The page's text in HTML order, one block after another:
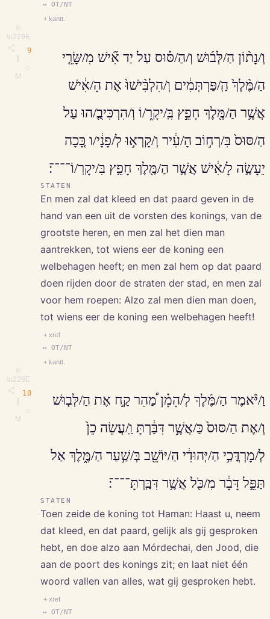
⎘
\u229E
M
↔ OT/NT
+ kantt.
9
⎘
\u229E
M
וְ/נָת֨וֹן הַ/לְּב֜וּשׁ וְ/הַ/סּ֗וּס עַל יַד אִ֞ישׁ מִ/שָּׂרֵ֤י
הַ/מֶּ֨לֶךְ֙ הַֽ/פַּרְתְּמִ֔ים וְ/הִלְבִּ֨ישׁוּ֙ אֶת הָ/אִ֔ישׁ
אֲשֶׁ֥ר הַ/מֶּ֖לֶךְ חָפֵ֣ץ בִּֽ/יקָר֑/וֹ וְ/הִרְכִּיבֻ֤/הוּ עַל
הַ/סּוּס֙ בִּ/רְח֣וֹב הָ/עִ֔יר וְ/קָרְא֣וּ לְ/פָנָ֔י/ו כָּ֚כָה
יֵעָשֶׂ֣ה לָ/אִ֔ישׁ אֲשֶׁ֥ר הַ/מֶּ֖לֶךְ חָפֵ֥ץ בִּ/יקָרֽ/וֹ־־־־׃
STATEN
En men zal dat kleed en dat paard geven in de
hand van een uit de vorsten des konings, van de
grootste heren, en men zal het dien man
aantrekken, tot wiens eer de koning een
welbehagen heeft; en men zal hem op dat paard
doen rijden door de straten der stad, en men zal
voor hem roepen: Alzo zal men dien man doen,
tot wiens eer de koning een welbehagen heeft!
+ xref
↔ OT/NT
+ kantt.
10
וַ/יֹּ֨אמֶר הַ/מֶּ֜לֶךְ לְ/הָמָ֗ן מַ֠הֵר קַ֣ח אֶת הַ/לְּב֤וּשׁ
וְ/אֶת הַ/סּוּס֙ כַּ/אֲשֶׁ֣ר דִּבַּ֔רְתָּ וַֽ/עֲשֵׂה כֵן֙
לְ/מָרְדֳּכַ֣י הַ/יְּהוּדִ֔י הַ/יּוֹשֵׁ֖ב בְּ/שַׁ֣עַר הַ/מֶּ֑לֶךְ אַל
תַּפֵּ֣ל דָּבָ֔ר מִ/כֹּ֖ל אֲשֶׁ֥ר דִּבַּֽרְתָּ־־־־׃
STATEN
Toen zeide de koning tot Haman: Haast u, neem
dat kleed, en dat paard, gelijk als gij gesproken
hebt, en doe alzo aan Mórdechai, den Jood, die
aan de poort des konings zit; en laat niet één
woord vallen van alles, wat gij gesproken hebt.
+ xref
↔ OT/NT